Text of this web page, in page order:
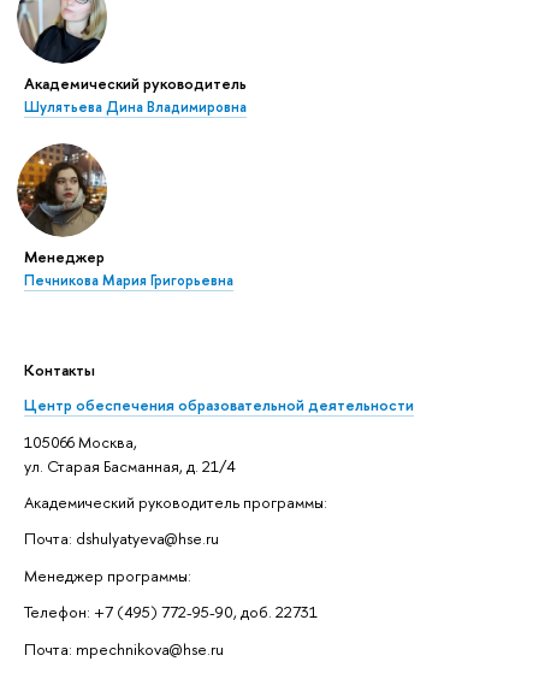
Академический руководитель
Шулятьева Дина Владимировна
Менеджер
Печникова Мария Григорьевна
Контакты
Центр обеспечения образовательной деятельности
105066 Москва,
ул. Старая Басманная, д. 21/4
Академический руководитель программы:
Почта: dshulyatyeva@hse.ru
Менеджер программы:
Телефон: +7 (495) 772-95-90, доб. 22731
Почта: mpechnikova@hse.ru